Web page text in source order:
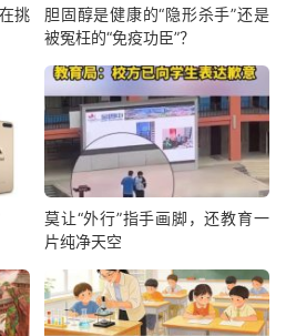
挑
胆固醇是健康的“隐形杀手”还是
被冤枉的“免疫功臣”？
莫让“外行”指手画脚，还教育一
片纯净天空